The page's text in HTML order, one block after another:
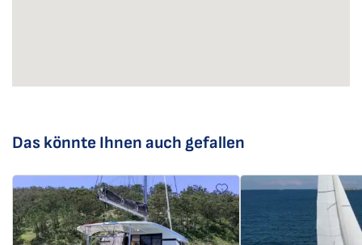
Das könnte Ihnen auch gefallen